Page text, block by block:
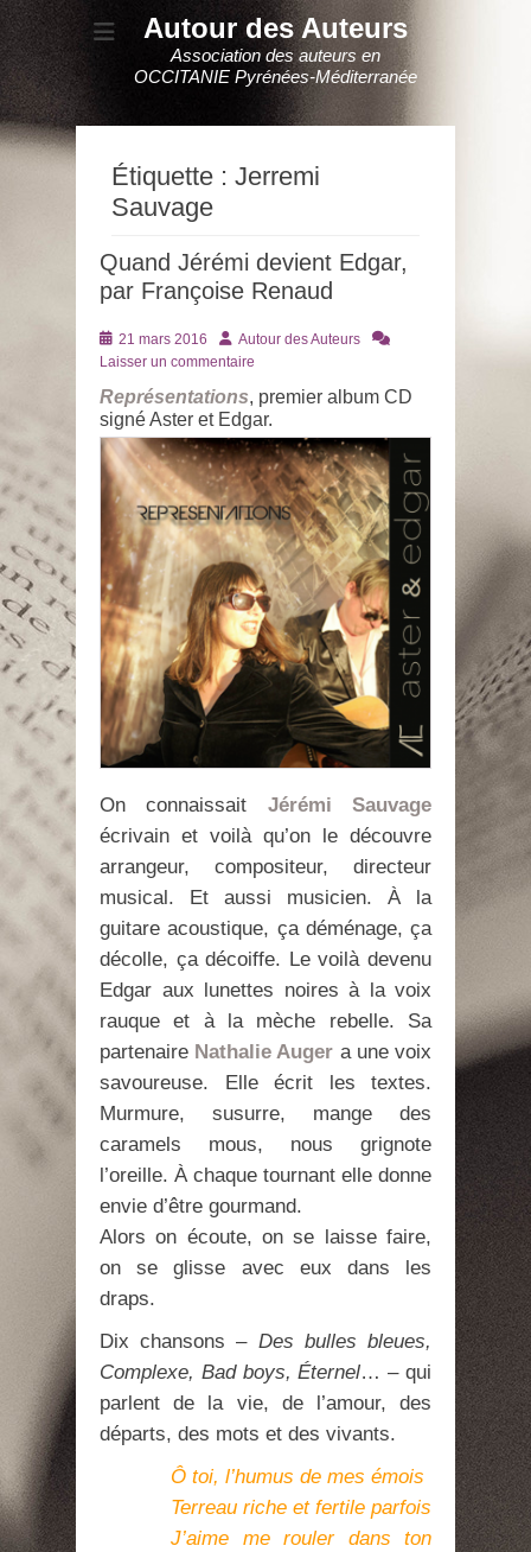
Autour des Auteurs
Association des auteurs en
OCCITANIE Pyrénées-Méditerranée
Étiquette : Jerremi
Sauvage
Quand Jérémi devient Edgar,
par Françoise Renaud
Posté
le
21 mars 2016 AuteurAutour des Auteurs
Laisser un commentaire
Représentations, premier album CD
signé Aster et Edgar.
On connaissait Jérémi Sauvage
écrivain et voilà qu’on le découvre
arrangeur, compositeur, directeur
musical. Et aussi musicien. À la
guitare acoustique, ça déménage, ça
décolle, ça décoiffe. Le voilà devenu
Edgar aux lunettes noires à la voix
rauque et à la mèche rebelle. Sa
partenaire Nathalie Auger a une voix
savoureuse. Elle écrit les textes.
Murmure, susurre, mange des
caramels mous, nous grignote
l’oreille. À chaque tournant elle donne
envie d’être gourmand.
Alors on écoute, on se laisse faire,
on se glisse avec eux dans les
draps.
Dix chansons – Des bulles bleues,
Complexe, Bad boys, Éternel… – qui
parlent de la vie, de l’amour, des
départs, des mots et des vivants.
Ô toi, l’humus de mes émois
Terreau riche et fertile parfois
J’aime me rouler dans ton